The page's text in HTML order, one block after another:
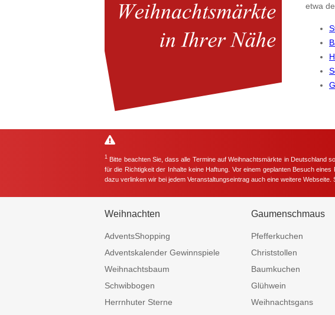
etwa
1 Bitte beachten Sie, dass alle Termine auf Weihnachtsmärkte in Deutschland
für die Richtigkeit der Inhalte keine Haftung. Vor einem geplanten Besuch
dazu verlinken wir bei jedem Veranstaltungseintrag auch eine weitere
Weihnachten
AdventsShopping
Adventskalender Gewinnspiele
Weihnachtsbaum
Schwibbogen
Herrnhuter Sterne
Gaumenschmaus
Pfefferkuchen
Christstollen
Baumkuchen
Glühwein
Weihnachtsgans